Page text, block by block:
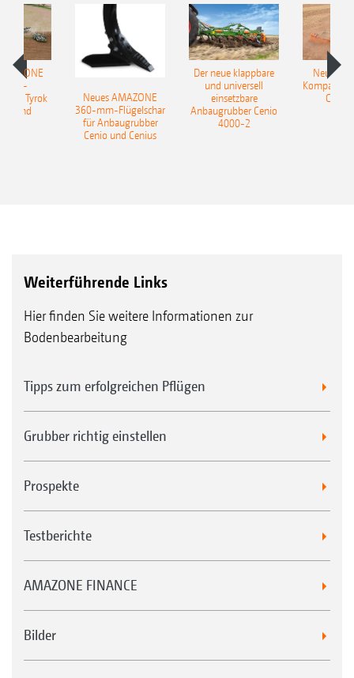
Tyrok
Neues AMAZONE
360-mm-Flügelschar
für Anbaugrubber
Cenio und Cenius
Der neue klappbare
und universell
einsetzbare
Anbaugrubber Cenio
4000-2
Neue
Weiterführende Links
Hier finden Sie weitere Informationen zur
Bodenbearbeitung
Tipps zum erfolgreichen Pflügen
Grubber richtig einstellen
Prospekte
Testberichte
AMAZONE FINANCE
Bilder